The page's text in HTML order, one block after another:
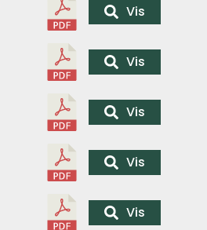
Vis
Vis
Vis
Vis
Vis